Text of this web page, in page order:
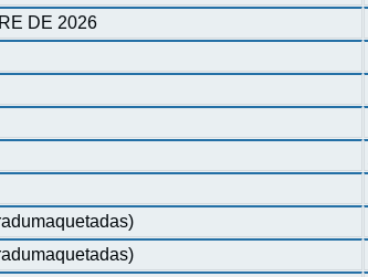
DE 2026